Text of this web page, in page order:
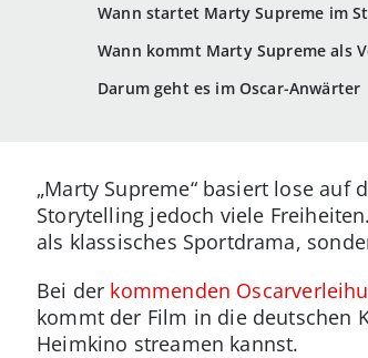
Wann startet Marty Supreme im
Wann kommt Marty Supreme als
Darum geht es im Oscar-Anwärter
„Marty Supreme“ basiert lose
Storytelling jedoch viele
als klassisches Sportdrama,
Bei der kommenden
kommt der Film in die deutschen
Heimkino streamen kannst.